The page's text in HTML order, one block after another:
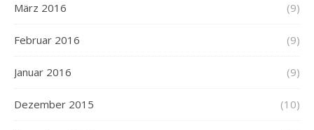
März 2016 (9)
Februar 2016 (9)
Januar 2016 (9)
Dezember 2015 (10)